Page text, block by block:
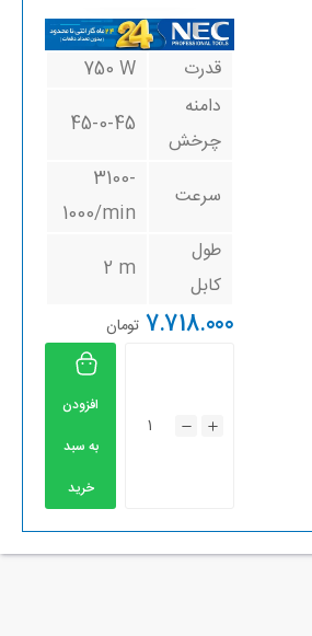
قدرت
750 W
دامنه
چرخش
45-0-45
سرعت
3100-
1000/min
طول
کابل
2 m
7.718.000 تومان
افزودن
به سبد
خرید